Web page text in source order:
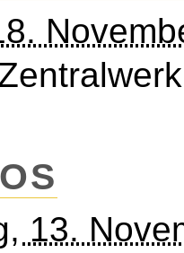
13.